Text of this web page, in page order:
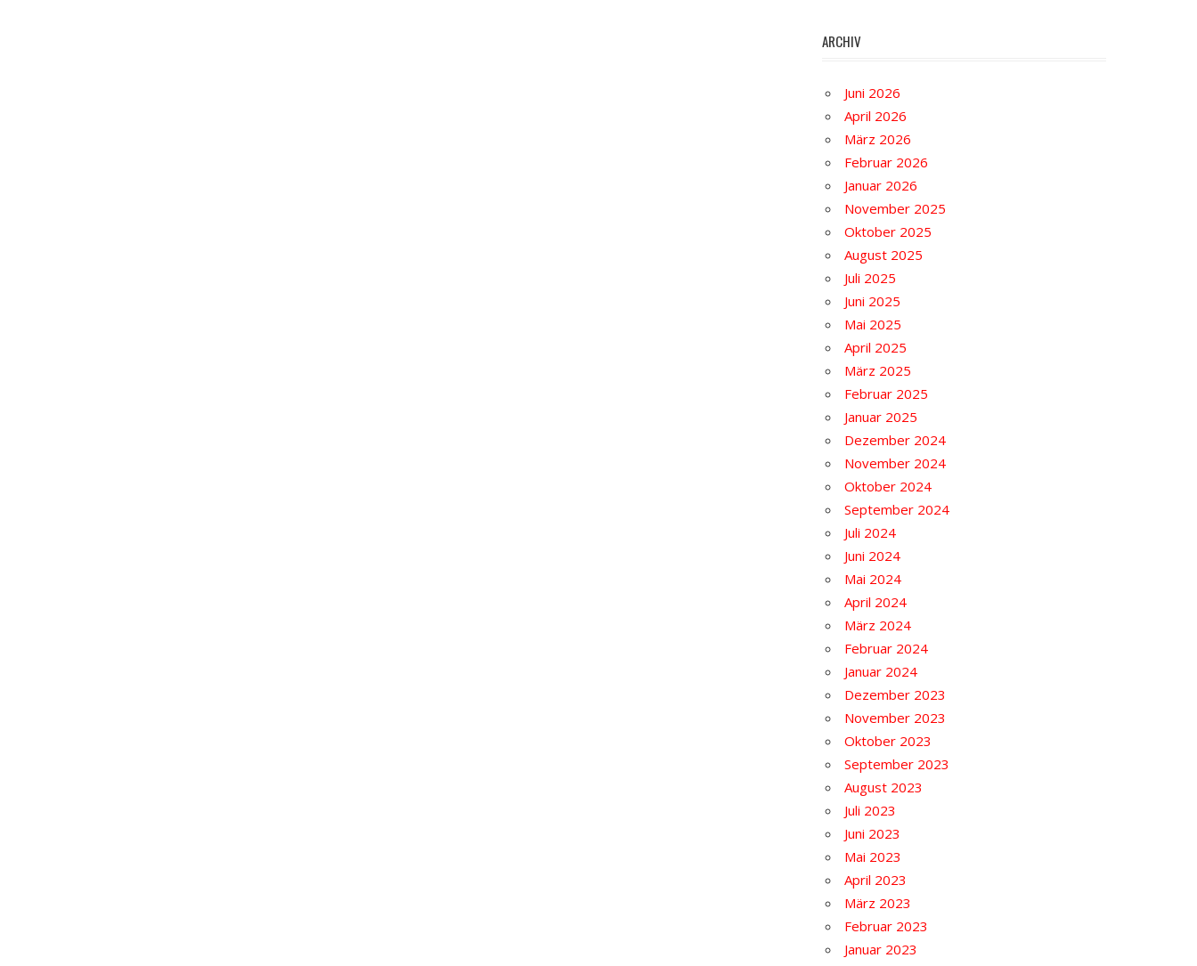
ARCHIV
Juni 2026
April 2026
März 2026
Februar 2026
Januar 2026
November 2025
Oktober 2025
August 2025
Juli 2025
Juni 2025
Mai 2025
April 2025
März 2025
Februar 2025
Januar 2025
Dezember 2024
November 2024
Oktober 2024
September 2024
Juli 2024
Juni 2024
Mai 2024
April 2024
März 2024
Februar 2024
Januar 2024
Dezember 2023
November 2023
Oktober 2023
September 2023
August 2023
Juli 2023
Juni 2023
Mai 2023
April 2023
März 2023
Februar 2023
Januar 2023